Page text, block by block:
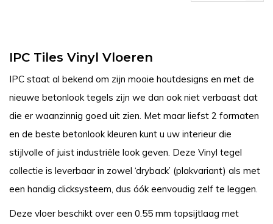
IPC Tiles Vinyl Vloeren
IPC staat al bekend om zijn mooie houtdesigns en met de
nieuwe betonlook tegels zijn we dan ook niet verbaast dat
die er waanzinnig goed uit zien. Met maar liefst 2 formaten
en de beste betonlook kleuren kunt u uw interieur die
stijlvolle of juist industriële look geven. Deze Vinyl tegel
collectie is leverbaar in zowel ‘dryback’ (plakvariant) als met
een handig clicksysteem, dus óók eenvoudig zelf te leggen.
Deze vloer beschikt over een 0.55 mm topsijtlaag met